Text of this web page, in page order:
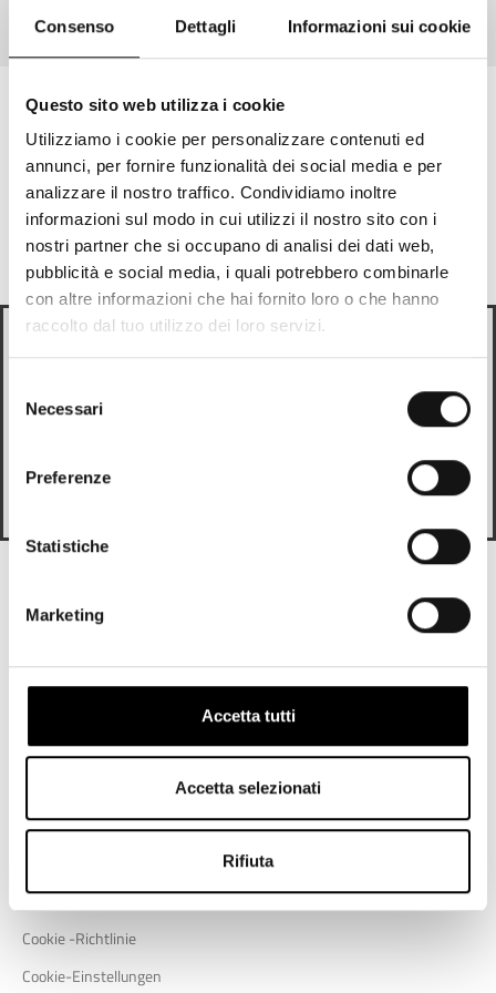
Consenso Dettagli Informazioni sui cookie
Questo sito web utilizza i cookie
Utilizziamo i cookie per personalizzare contenuti ed
annunci, per fornire funzionalità dei social media e per
analizzare il nostro traffico. Condividiamo inoltre
informazioni sul modo in cui utilizzi il nostro sito con i
nostri partner che si occupano di analisi dei dati web,
pubblicità e social media, i quali potrebbero combinarle
con altre informazioni che hai fornito loro o che hanno
raccolto dal tuo utilizzo dei loro servizi.
delNecessari
Preferenze
Statistiche
Marketing
Accetta tutti
Accetta selezionati
Rifiuta
In den Artikel gehen 1
In den Artikel gehen 2
In den Artikel gehen 3
Melde Dich für die Newsletter
an!
Du bekommst sofort einen Gutschein im Wert von
20%
Email
Werbemitteilungen ein, die meinen Kaufpräferenzen und Interessen
Unterstützung
Sendungen und Rückkehr
Unternehmen
Wer wir sind
Blog
Lagern Sie Locator
Datenschutzrichtlinie
Cookie -Richtlinie
Cookie-Einstellungen
Italian
Change